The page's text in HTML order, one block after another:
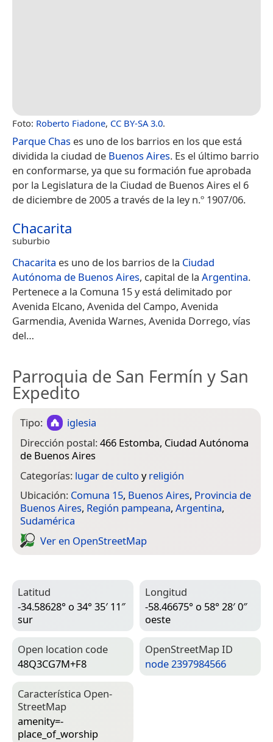
Foto: Roberto Fiadone, CC BY-SA 3.0.
Parque Chas es uno de los barrios en los que está
dividida la ciudad de Buenos Aires. Es el último barrio
en conformarse, ya que su formación fue aprobada
por la Legislatura de la Ciudad de Buenos Aires el 6
de diciembre de 2005 a través de la ley n.º 1907/06.
Chacarita
suburbio
Chacarita es uno de los barrios de la Ciudad
Autónoma de Buenos Aires, capital de la Argentina.
Pertenece a la Comuna 15 y está delimitado por
Avenida Elcano, Avenida del Campo, Avenida
Garmendia, Avenida Warnes, Avenida Dorrego, vías
del…
Parroquia de San Fermín y San
Expedito
Tipo:
iglesia
Dirección postal:466 Estomba, Ciudad Autónoma
de Buenos Aires
Categorías: lugar de culto yreligión
Ubicación: Comuna 15, Buenos Aires, Provincia de
Buenos Aires, Región pampeana, Argentina,
Sudamérica
Ver en Open­Street­Map
Latitud
-34.58628° o 34° 35′ 11″
sur
Longitud
-58.46675° o 58° 28′ 0″
oeste
Open location code
48Q3CG7M+F8
Open­Street­Map ID
node 2397984566
Característica Open­
Street­Map
amenity=­
place_of_worship